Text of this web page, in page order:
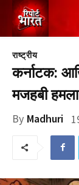
राष्ट्रीय
कर्नाटक:
मजहबी
By Madhuri